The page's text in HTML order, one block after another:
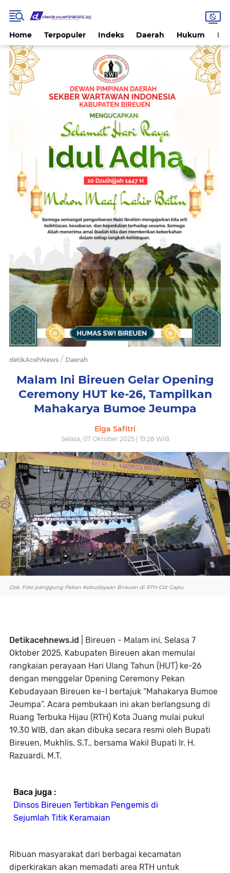
Home Terpopuler Indeks Daerah Hukum
detikAcehNews / Daerah
Malam Ini Bireuen Gelar Opening
Ceremony HUT ke-26, Tampilkan
Mahakarya Bumoe Jeumpa
Elga Safitri
Selasa, 07 Oktober 2025 | 19:28 WIB
Dok. Foto panggung Pekan Kebudayaan Bireuen di RTH Cot Gapu.
Detikacehnews.id
| Bireuen - Malam ini, Selasa 7
Oktober 2025, Kabupaten Bireuen akan memulai
rangkaian perayaan Hari Ulang Tahun (HUT) ke-26
dengan menggelar Opening Ceremony Pekan
Kebudayaan Bireuen ke-I bertajuk “Mahakarya Bumoe
Jeumpa”. Acara pembukaan ini akan berlangsung di
Ruang Terbuka Hijau (RTH) Kota Juang mulai pukul
19.30 WIB, dan akan dibuka secara resmi oleh Bupati
Bireuen, Mukhlis, S.T., bersama Wakil Bupati Ir. H.
Razuardi, M.T.
Baca juga :
Dinsos Bireuen Tertibkan Pengemis di
Sejumlah Titik Keramaian
Ribuan masyarakat dari berbagai kecamatan
diperkirakan akan memadati area RTH untuk